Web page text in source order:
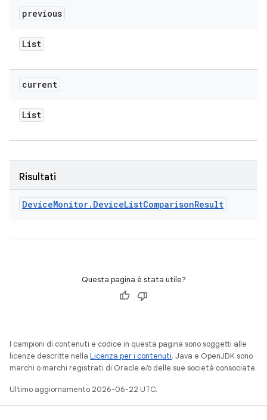
previous
List
current
List
Risultati
DeviceMonitor. DeviceListComparisonResult
Questa pagina è stata utile?
I campioni di contenuti e codice in questa pagina sono soggetti alle
licenze descritte nella Licenza per i contenuti. Java e OpenJDK sono
marchi o marchi registrati di Oracle e/o delle sue società consociate.
Ultimo aggiornamento 2026-06-22 UTC.